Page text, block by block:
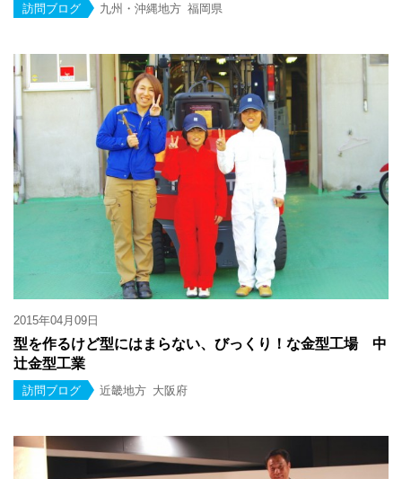
訪問ブログ 九州・沖縄地方 福岡県
2015年04月09日
型を作るけど型にはまらない、びっくり！な金型工場 中
辻金型工業
訪問ブログ 近畿地方 大阪府